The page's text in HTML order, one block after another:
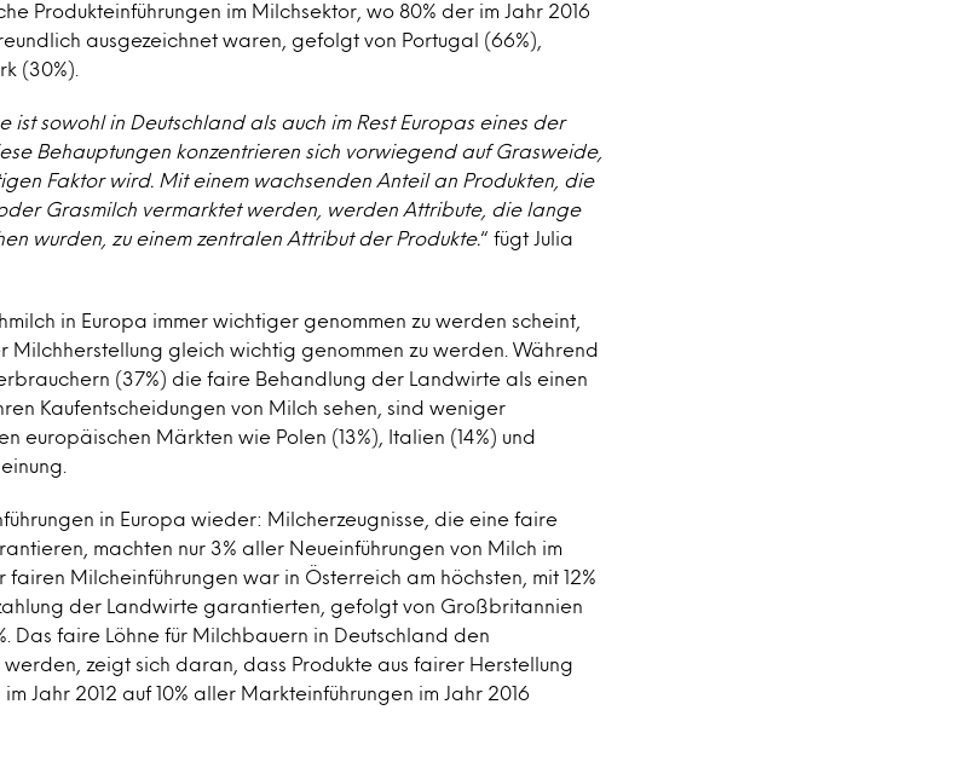
Produkteinführungen im Milchsektor, wo 80% der im Jahr 2016
ausgezeichnet waren, gefolgt von Portugal (66%),
(30%).
ist sowohl in Deutschland als auch im Rest Europas eines der
Behauptungen konzentrieren sich vorwiegend auf Grasweide,
Faktor wird. Mit einem wachsenden Anteil an Produkten, die
Grasmilch vermarktet werden, werden Attribute, die lange
wurden, zu einem zentralen Attribut der Produkte. “ fügt Julia
in Europa immer wichtiger genommen zu werden scheint,
Milchherstellung gleich wichtig genommen zu werden. Während
(37%) die faire Behandlung der Landwirte als einen
Kaufentscheidungen von Milch sehen, sind weniger
europäischen Märkten wie Polen (13%), Italien (14%) und
in Europa wieder: Milcherzeugnisse, die eine faire
machten nur 3% aller Neueinführungen von Milch im
fairen Milcheinführungen war in Österreich am höchsten, mit 12%
der Landwirte garantierten, gefolgt von Großbritannien
Das faire Löhne für Milchbauern in Deutschland den
zeigt sich daran, dass Produkte aus fairer Herstellung
Jahr 2012 auf 10% aller Markteinführungen im Jahr 2016